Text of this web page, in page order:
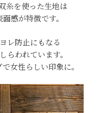
糸を使った生地は
感が特徴です。
レ防止にもなる
らわれています。
女性らしい印象に。